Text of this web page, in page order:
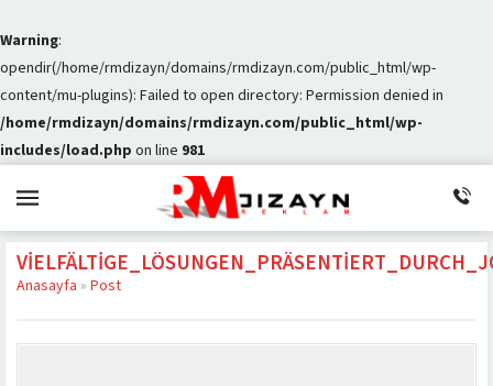
Warning:
opendir(/home/rmdizayn/domains/rmdizayn.com/public_html/wp-
content/mu-plugins): Failed to open directory: Permission denied in
/home/rmdizayn/domains/rmdizayn.com/public_html/wp-
includes/load.php on line 981
Anasayfa » Post